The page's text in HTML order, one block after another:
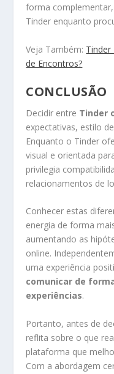
forma
Tinder enquanto
Veja Também: Tinder
de Encontros?
CONCLUSÃO
Decidir entre Tinder
expectativas, estilo
Enquanto o Tinder
visual e orientada
privilegia
relacionamentos de
Conhecer estas
energia de forma
aumentando as
online.
uma experiência
comunicar de
experiências.
Portanto, antes de
reflita sobre o que
plataforma que
Com a abordagem